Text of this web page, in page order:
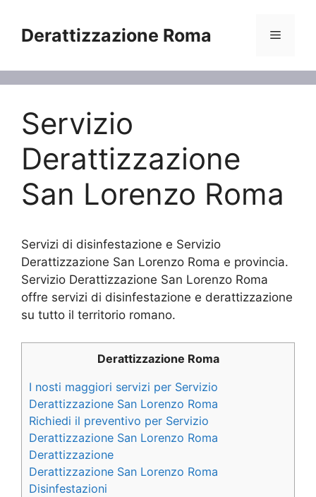
contenuto
Derattizzazione Roma Menu
Servizio
Derattizzazione
San Lorenzo Roma
Servizi di disinfestazione e Servizio
Derattizzazione San Lorenzo Roma e provincia.
Servizio Derattizzazione San Lorenzo Roma
offre servizi di disinfestazione e derattizzazione
su tutto il territorio romano.
Derattizzazione Roma
I nosti maggiori servizi per Servizio
Derattizzazione San Lorenzo Roma
Richiedi il preventivo per Servizio
Derattizzazione San Lorenzo Roma
Derattizzazione
Derattizzazione San Lorenzo Roma
Disinfestazioni